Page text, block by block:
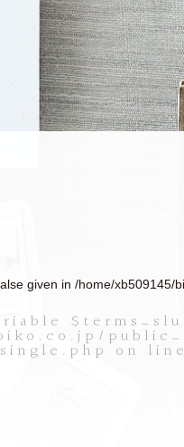
given in/home/xb509145/
on line